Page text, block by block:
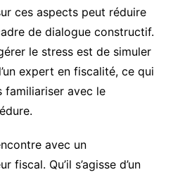
ces aspects peut réduire
de dialogue constructif.
le stress est de simuler
expert en fiscalité, ce qui
familiariser avec le
avec un
fiscal. Qu’il s’agisse d’un